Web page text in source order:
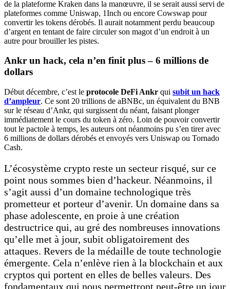
de la plateforme Kraken dans la manœuvre, il se serait aussi servi de
plateformes comme Uniswap, 1Inch ou encore Cowswap pour
convertir les tokens dérobés. Il aurait notamment perdu beaucoup
d’argent en tentant de faire circuler son magot d’un endroit à un
autre pour brouiller les pistes.
Ankr un hack, cela n’en finit plus – 6 millions de
dollars
Début décembre, c’est le protocole DeFi Ankr qui subit un hack
d’ampleur. Ce sont 20 trillions de aBNBc, un équivalent du BNB
sur le réseau d’Ankr, qui surgissent du néant, faisant plonger
immédiatement le cours du token à zéro. Loin de pouvoir convertir
tout le pactole à temps, les auteurs ont néanmoins pu s’en tirer avec
6 millions de dollars dérobés et envoyés vers Uniswap ou Tornado
Cash.
L’écosystème crypto reste un secteur risqué, sur ce
point nous sommes bien d’hackeur. Néanmoins, il
s’agit aussi d’un domaine technologique très
prometteur et porteur d’avenir. Un domaine dans sa
phase adolescente, en proie à une création
destructrice qui, au gré des nombreuses innovations
qu’elle met à jour, subit obligatoirement des
attaques. Revers de la médaille de toute technologie
émergente. Cela n’enlève rien à la blockchain et aux
cryptos qui portent en elles de belles valeurs. Des
fondamentaux qui nous permettront peut-être un jour